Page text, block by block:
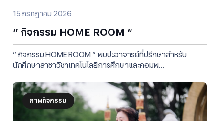
15 กรกฎาคม 2026
” กิจกรรม HOME ROOM “
” กิจกรรม HOME ROOM ” พบปะอาจารย์ที่ปรึกษาสำหรับ
นักศึกษาสาชาวิชาเทคโนโลยีการศึกษาและคอมพ…
ภาพกิจกรรม